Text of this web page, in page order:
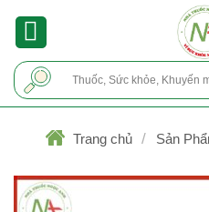
Trang chủ / Sản